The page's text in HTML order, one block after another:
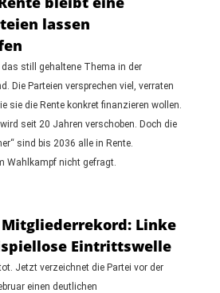
lassen
still gehaltene Thema in der
Die Parteien versprechen viel, verraten
sie die Rente konkret finanzieren wollen.
seit 20 Jahren verschoben. Doch die
sind bis 2036 alle in Rente.
Wahlkampf nicht gefragt.
Linke
Eintrittswelle
Jetzt verzeichnet die Partei vor der
einen deutlichen